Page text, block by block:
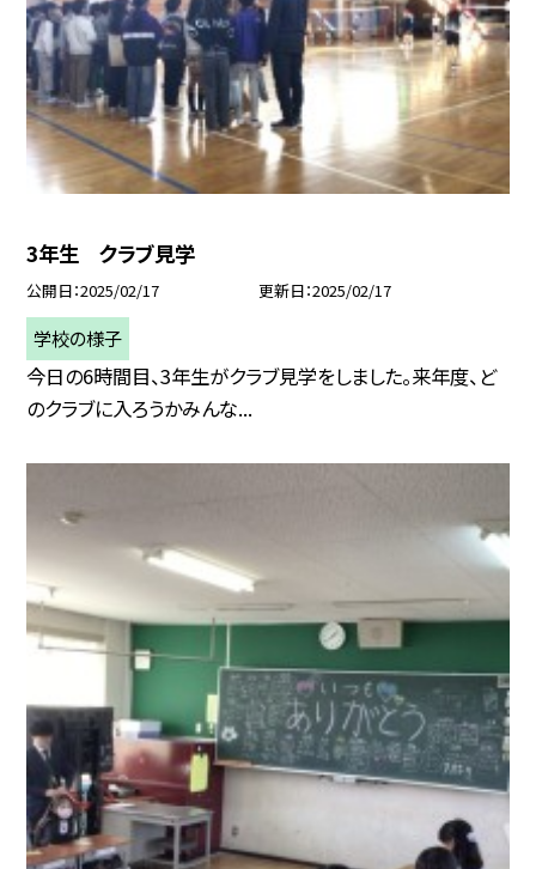
3年生 クラブ見学
公開日 2025/02/17 更新日 2025/02/17
学校の様子
今日の6時間目、3年生がクラブ見学をしました。来年度、ど
のクラブに入ろうかみんな...